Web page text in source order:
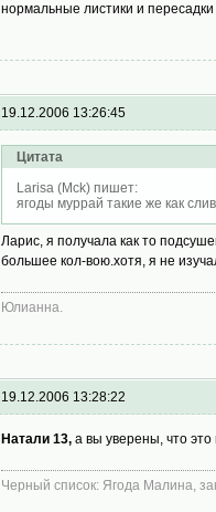
нормальные листики и
19.12.2006 13:26:45
Цитата
Larisa (Mck) пишет:
ягоды муррай такие же как
Ларис, я получала как то
большее кол-вою.хотя, я не
Юлианна.
19.12.2006 13:28:22
Натали 13, а вы уверены, что
Черный список: Ягода Малина,